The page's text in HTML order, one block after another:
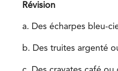
Révision
a. Des écharpes bleu-
b. Des truites argenté